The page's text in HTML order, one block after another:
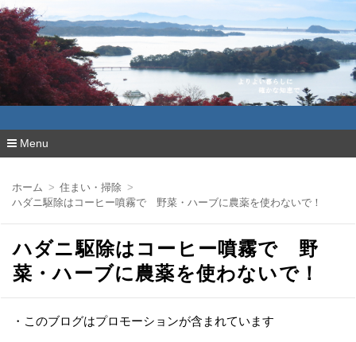
よりよい暮らしに確かな知恵で
Menu
ツ
ホーム
住まい・掃除
ハダニ駆除はコーヒー噴霧で 野菜・ハーブに農薬を使わないで！
ハダニ駆除はコーヒー噴霧で 野
菜・ハーブに農薬を使わないで！
・このブログはプロモーションが含まれています